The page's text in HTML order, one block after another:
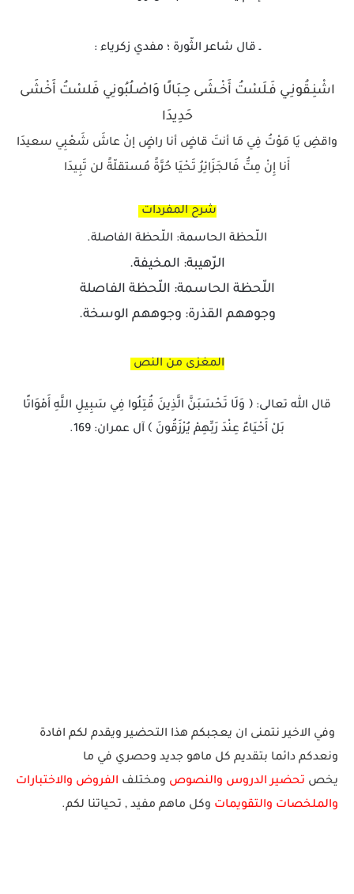
ـ قال شاعر الثّورة ؛ مفدي زكرياء :
اشْنِـقُونِـي فَـلَسْتُ أَخْـشَى حِـبَالًا وَاصْـلُبُونِي فَلسْتُ أَخْشَى
حَدِيدَا
واقضِ يَا مَوْتُ فِي مَا أنتَ قاضٍ أنا راضٍ إنْ عاشَ شَعْبِي سعيدَا
أَنا إِنْ مِتُّ فَالجَزَائِرُ تَحْيَا حُرَّةً مُستقلّةً لن تَبِيدَا
شرح المفردات
اللّحظة الحاسمة: اللّحظة الفاصلة.
الرّهيبة: المخيفة.
اللّحظة الحاسمة: اللّحظة الفاصلة
وجوههم القذرة: وجوههم الوسخة.
المغزى من النص
قال الله تعالى: ﴿ وَلَا تَحْسَبَنَّ الَّذِينَ قُتِلُوا فِي سَبِيلِ اللَّهِ أَمْوَاتًا
بَلْ أَحْيَاءٌ عِنْدَ رَبِّهِمْ يُرْزَقُونَ ﴾ آل عمران: 169.
وفي الاخير نتمنى ان يعجبكم هذا التحضير ويقدم لكم افادة
ونعدكم دائما بتقديم كل ماهو جديد وحصري في ما
يخص تحضير الدروس والنصوص ومختلف الفروض والاختبارات
والملخصات والتقويمات وكل ماهم مفيد , تحياتنا لكم.